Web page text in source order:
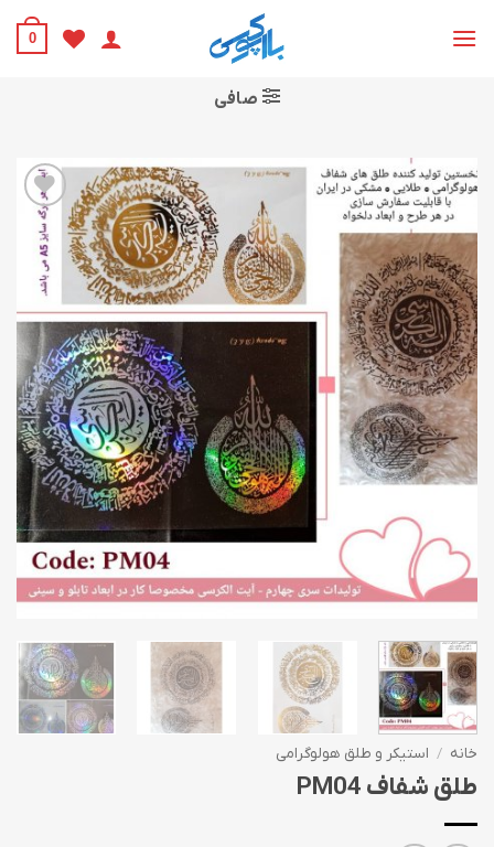
0
صافی
افزودن
به
علاقه
مندی
ها
خانه / استیکر و طلق هولوگرامی
طلق شفاف PM04